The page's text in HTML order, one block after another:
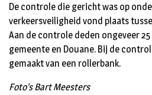
De controle die gericht was op
verkeersveiligheid vond plaats
Aan de controle deden ongeveer
gemeente en Douane. Bij de
gemaakt van een rollerbank.
Foto’s Bart Meesters